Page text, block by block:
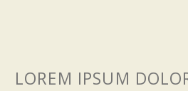
LOREM IPSUM